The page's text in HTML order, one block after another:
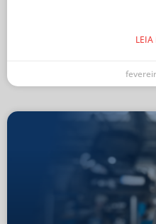
LEIA